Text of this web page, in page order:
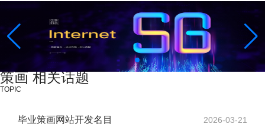
策画 相关话题
TOPIC
毕业策画网站开发名目 2026-03-21